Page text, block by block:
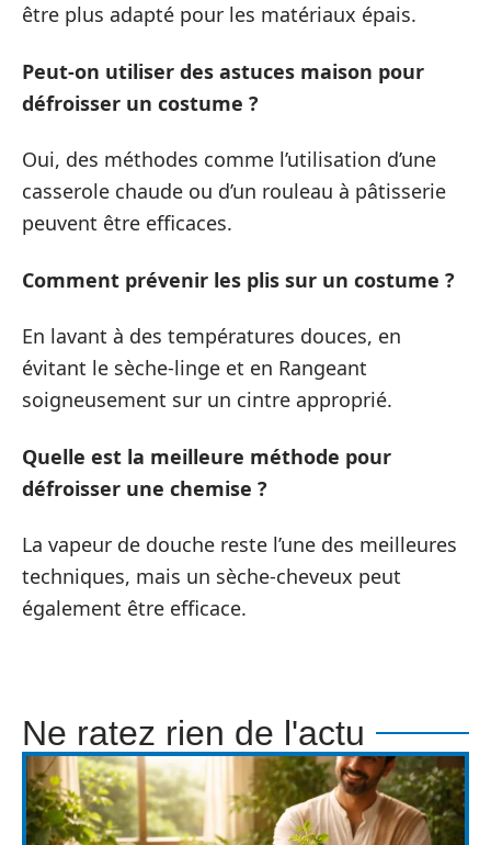
être plus adapté pour les matériaux épais.
Peut-on utiliser des astuces maison pour
défroisser un costume ?
Oui, des méthodes comme l’utilisation d’une
casserole chaude ou d’un rouleau à pâtisserie
peuvent être efficaces.
Comment prévenir les plis sur un costume ?
En lavant à des températures douces, en
évitant le sèche-linge et en Rangeant
soigneusement sur un cintre approprié.
Quelle est la meilleure méthode pour
défroisser une chemise ?
La vapeur de douche reste l’une des meilleures
techniques, mais un sèche-cheveux peut
également être efficace.
Ne ratez rien de l'actu